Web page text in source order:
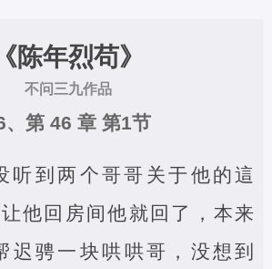
《陈年烈苟》
不问三九作品
、第 46 章 第1节
听到两个哥哥关于他的這
他回房间他就回了，本来
迟骋一块哄哄哥，没想到